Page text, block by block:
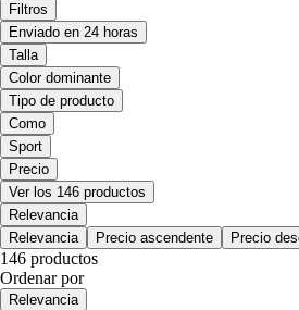
Filtros
Enviado en 24 horas
Talla
Color dominante
Tipo de producto
Como
Sport
Precio
Ver los 146 productos
Relevancia
Relevancia
Precio ascendente Precio
146 productos
Ordenar por
Relevancia